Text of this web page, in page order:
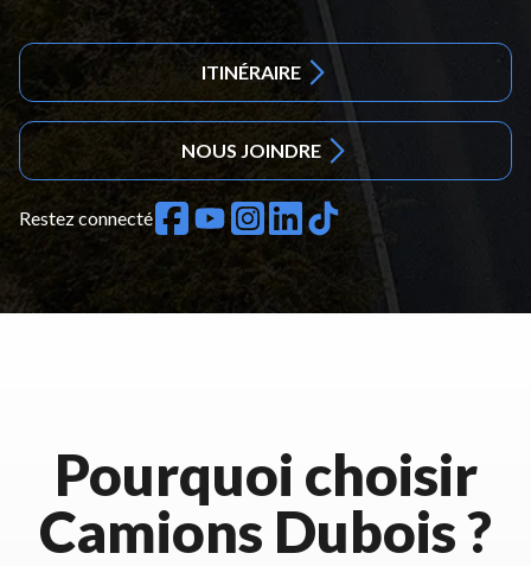
ITINÉRAIRE
NOUS JOINDRE
Restez connecté
Pourquoi choisir
Camions Dubois ?